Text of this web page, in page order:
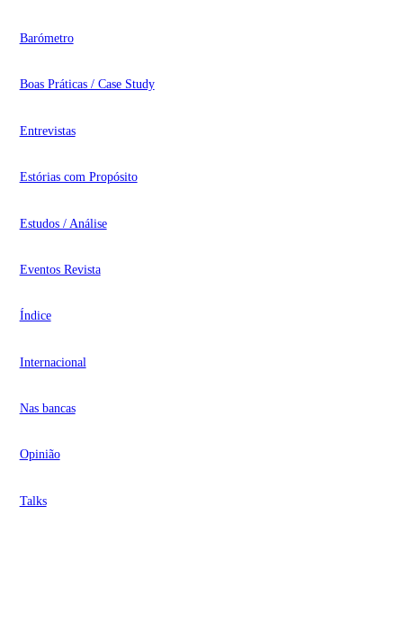
Barómetro
Boas Práticas / Case Study
Entrevistas
Estórias com Propósito
Estudos / Análise
Eventos Revista
Índice
Internacional
Nas bancas
Opinião
Talks